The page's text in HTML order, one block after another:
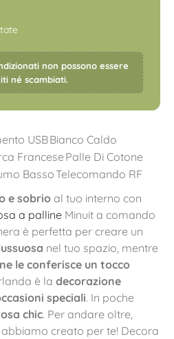
non possono essere
né scambiati.
USBBianco Caldo
Francese Palle Di Cotone
BassoTelecomando RF
e sobrio al tuo interno con
a palline Minuit a comando
è perfetta per creare un
nel tuo spazio, mentre
le conferisce un tocco
è la decorazione
speciali. In poche
chic. Per andare oltre,
creato per te! Decora